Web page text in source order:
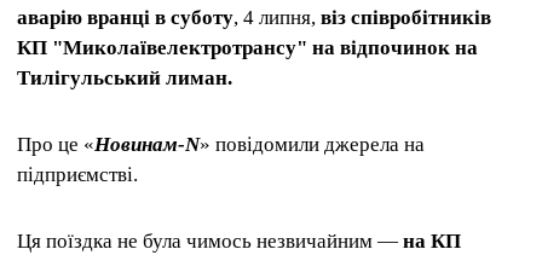
аварію вранці в суботу, 4 липня, віз співробітників
КП "Миколаївелектротрансу" на відпочинок на
Тилігульський лиман.
Про це «Новинам-N» повідомили джерела на
підприємстві.
Ця поїздка не була чимось незвичайним — на КП